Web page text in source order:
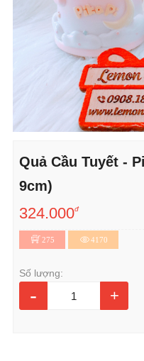
Quả Cầu Tuyết -
9cm)
324.000đ
275 4170
Số lượng:
- +